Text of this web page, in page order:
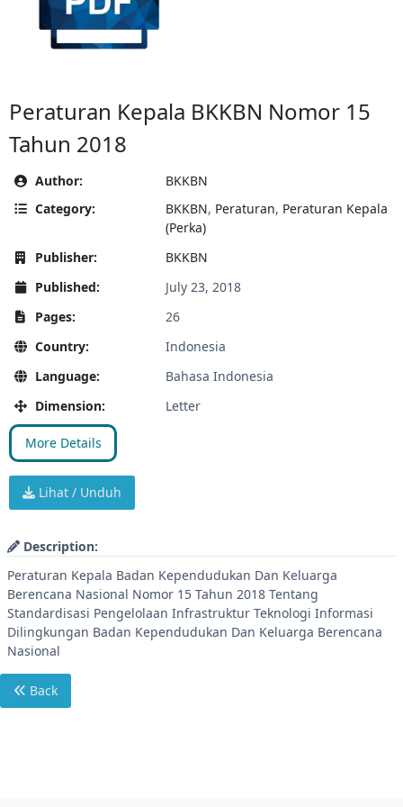
Peraturan Kepala BKKBN Nomor 15
Tahun 2018
Author:
BKKBN
Category:
BKKBN, Peraturan, Peraturan Kepala
(Perka)
Publisher:
BKKBN
Published:
July 23, 2018
Pages:
26
Country:
Indonesia
Language:
Bahasa Indonesia
Dimension:
Letter
More Details
Lihat / Unduh
Description:
Peraturan Kepala Badan Kependudukan Dan Keluarga
Berencana Nasional Nomor 15 Tahun 2018 Tentang
Standardisasi Pengelolaan Infrastruktur Teknologi Informasi
Dilingkungan Badan Kependudukan Dan Keluarga Berencana
Nasional
Back